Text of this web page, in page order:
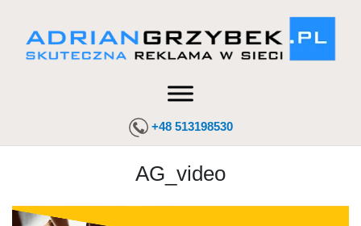
+48 513198530
AG_video
Odtwarzacz